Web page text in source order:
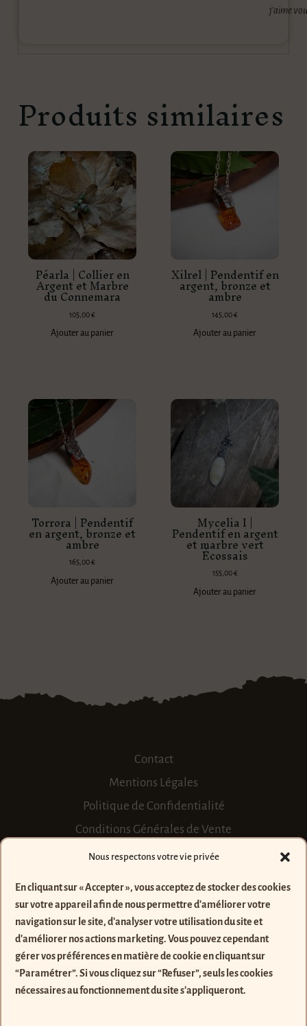
Nous respectons votre vie privée
En cliquant sur « Accepter », vous acceptez de stocker des cookies
sur votre appareil afin de nous permettre d'améliorer votre
navigation sur le site, d'analyser votre utilisation du site et
d'améliorer nos actions marketing.Vous pouvez cependant
gérer vos préférences en matière de cookie en cliquant sur
“Paramétrer”. Si vous cliquez sur “Refuser”, seuls les cookies
nécessaires au fonctionnement du site s'appliqueront.
j’aime
Produits similaires
Péarla | Collier en
Argent et Marbre
du Connemara
105,00€
Ajouter au panier
Xilrel | Pendentif en
argent, bronze et
ambre
145,00€
Ajouter au panier
Torrora | Pendentif
en argent, bronze et
ambre
165,00€
Ajouter au panier
Mycelia I |
Pendentif en argent
et marbre vert
Écossais
155,00€
Ajouter au panier
Contact
Mentions Légales
Politique de Confidentialité
Conditions Générales de Vente
Pierres
Personnalisation
Où trouver les créations ?
Prendre soin de ses bijoux